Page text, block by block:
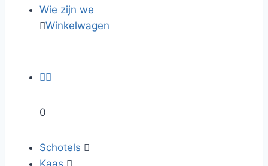
Wie zijn we
Winkelwagen

0
Schotels 
Kaas 